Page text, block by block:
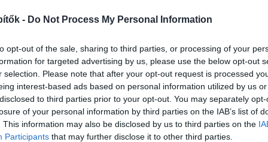
- Do Not Process My Personal Information
opt-out of the sale, sharing to third parties, or processing of your
for targeted advertising by us, please use the below opt-out
selection. Please note that after your opt-out request is processed
interest-based ads based on personal information utilized by us
to third parties prior to your opt-out. You may separately
of your personal information by third parties on the IAB’s list of
This information may also be disclosed by us to third parties on the
Participants that may further disclose it to other third parties.
a menetrend betartását, vagyis